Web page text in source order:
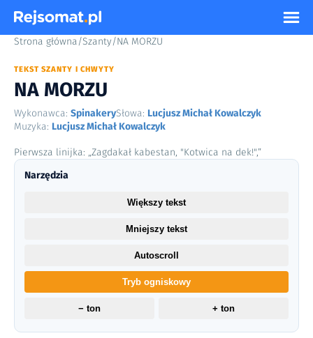
Strona główna/Szanty/NA MORZU
TEKST SZANTY I CHWYTY
NA MORZU
Wykonawca: SpinakerySłowa: Lucjusz Michał Kowalczyk
Muzyka: Lucjusz Michał Kowalczyk
Pierwsza linijka: „Zagdakał kabestan, "Kotwica na dek!",”
Narzędzia
Większy tekst
Mniejszy tekst
Autoscroll
Tryb ogniskowy
− ton + ton